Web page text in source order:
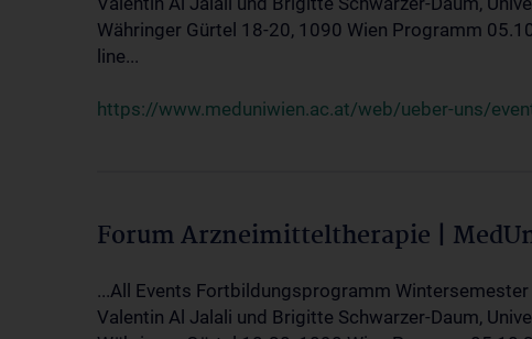
Währinger Gürtel 18-20, 1090 Wien Programm
line...
https://www.meduniwien.ac.at/web/ueber-uns/
Forum Arzneimitteltherapie |
...All Events Fortbildungsprogramm
Valentin Al Jalali und Brigitte Schwarzer-Daum,